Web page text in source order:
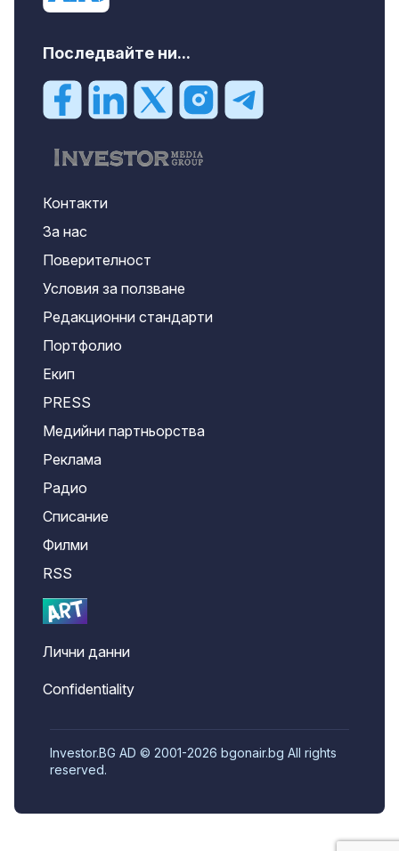
Последвайте ни...
Контакти
За нас
Поверителност
Условия за ползване
Редакционни стандарти
Портфолио
Екип
PRESS
Медийни партньорства
Реклама
Радио
Списание
Филми
RSS
Лични данни
Confidentiality
Investor.BG AD © 2001-2026 bgonair.bg All rights
reserved.